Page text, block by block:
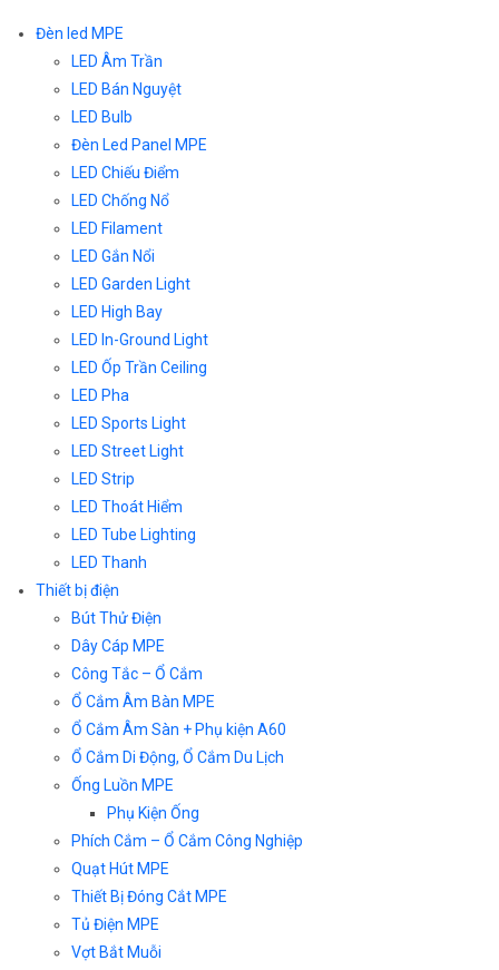
Đèn led MPE
LED Âm Trần
LED Bán Nguyệt
LED Bulb
Đèn Led Panel MPE
LED Chiếu Điểm
LED Chống Nổ
LED Filament
LED Gắn Nổi
LED Garden Light
LED High Bay
LED In-Ground Light
LED Ốp Trần Ceiling
LED Pha
LED Sports Light
LED Street Light
LED Strip
LED Thoát Hiểm
LED Tube Lighting
LED Thanh
Thiết bị điện
Bút Thử Điện
Dây Cáp MPE
Công Tắc – Ổ Cắm
Ổ Cắm Âm Bàn MPE
Ổ Cắm Âm Sàn + Phụ kiện A60
Ổ Cắm Di Động, Ổ Cắm Du Lịch
Ống Luồn MPE
Phụ Kiện Ống
Phích Cắm – Ổ Cắm Công Nghiệp
Quạt Hút MPE
Thiết Bị Đóng Cắt MPE
Tủ Điện MPE
Vợt Bắt Muỗi